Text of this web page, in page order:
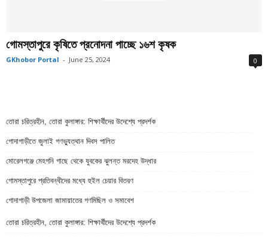
গোমস্তাপুরে কৃষিতে প্রনোদনা পাচ্ছে ১৬শ কৃষক
GKhobor Portal - June 25, 2024 0
তোরা চরিত্রহীন, তোরা কুলাঙ্গার: শিক্ষার্থীদের উদেশ্যে প্রদর্শক
গোদাগাড়ীতে জুলাই গণভ্যুত্থান দিবস পালিত
মোরেলগঞ্জে মেহগনি গাছে থেকে যুবকের ঝুলন্ত মরদেহ উদ্ধার
গোমস্তাপুরে প্রতিবন্ধীদের মধ্যে হুইল চেয়ার বিতরণ
গোদাগাড়ী উপজেলা জামায়াতের গণমিছিল ও সমাবেশ
তোরা চরিত্রহীন, তোরা কুলাঙ্গার: শিক্ষার্থীদের উদেশ্যে প্রদর্শক